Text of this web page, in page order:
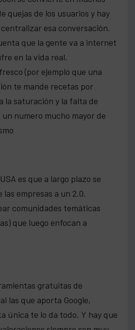
quejas de los usuarios y hay
esa conversación.
que la gente va a internet
en la vida real.
(por ejemplo que una
te mande recetas por
la saturación y la falta de
numero mucho mayor de
es que a largo plazo se
las empresas a un 2.0.
comunidades temáticas
que luego enfocan a
gratuitas de
las que aporta Google,
única te lo da todo. Y hay que